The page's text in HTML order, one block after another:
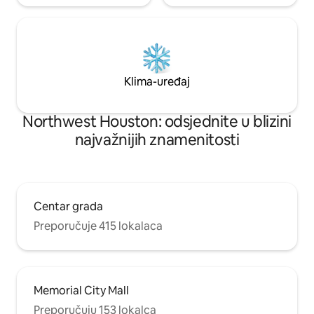
Klima-uređaj
Northwest Houston: odsjednite u blizini
najvažnijih znamenitosti
Centar grada
Preporučuje 415 lokalaca
Memorial City Mall
Preporučuju 153 lokalca